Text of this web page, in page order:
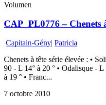
Volumen
CAP_PL0776 – Chenets
Capitain-Gény| Patricia
Chenets à tête série élevée : •
90 - L 14° à 20 ° • Odalisque -
à 19 ° • Franc...
7 octobre 2010